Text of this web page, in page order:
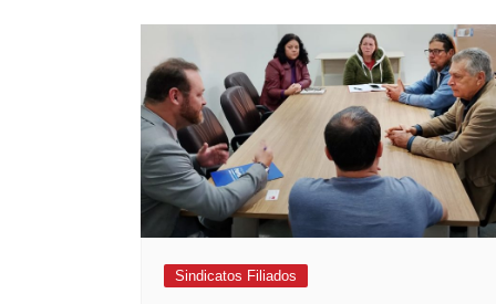
Sindicatos Filiados